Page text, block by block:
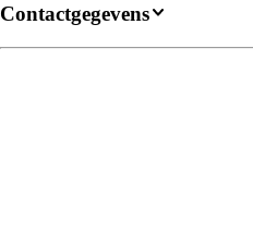
Contactgegevens